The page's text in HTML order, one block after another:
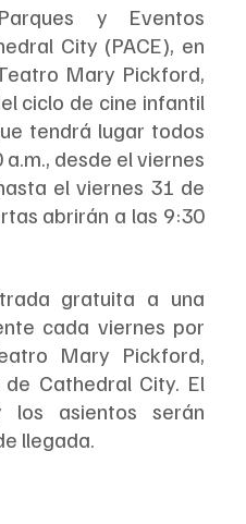
y Eventos
City (PACE), en
Mary Pickford,
ciclo de cine infantil
tendrá lugar todos
desde el viernes
el viernes 31 de
abrirán a las 9:30
gratuita a una
cada viernes por
Mary Pickford,
Cathedral City. El
asientos serán
llegada.